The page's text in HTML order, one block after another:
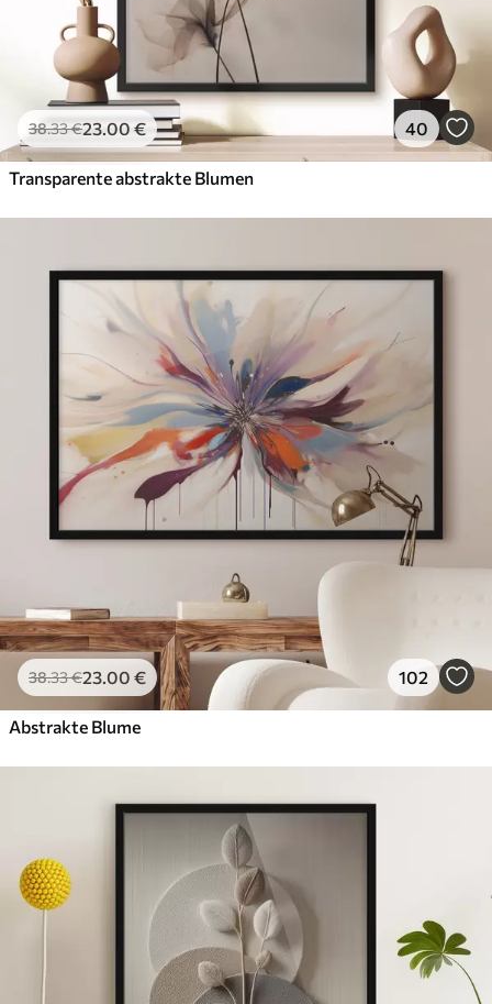
38.33€23.00 € 40
Transparente abstrakte Blumen
38.33€23.00 € 102
Abstrakte Blume